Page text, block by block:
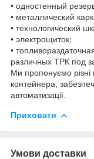
• одностенный
• металлический
• технологический
• электрощиток;
•
различных ТРК под
Ми пропонуємо різні
контейнера,
автоматизації.
Приховати
Умови доставки